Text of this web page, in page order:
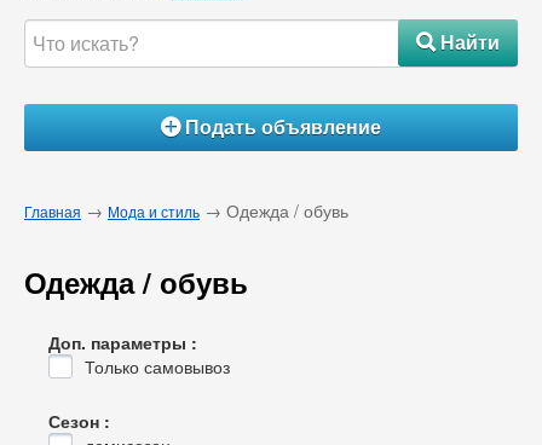
#Найти
ÁПодать объявление
Главная → Мода и стиль → Одежда / обувь
Одежда / обувь
Доп. параметры :
Только самовывоз
Сезон :